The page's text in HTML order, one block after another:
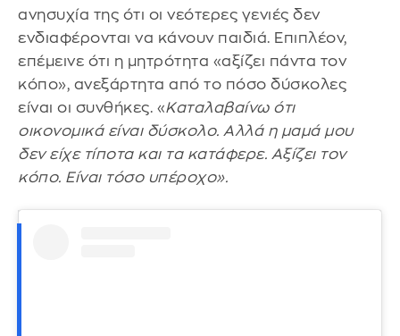
ανησυχία της ότι οι νεότερες γενιές δεν
ενδιαφέρονται να κάνουν παιδιά. Επιπλέον,
επέμεινε ότι η μητρότητα «αξίζει πάντα τον
κόπο», ανεξάρτητα από το πόσο δύσκολες
είναι οι συνθήκες. «Καταλαβαίνω ότι
οικονομικά είναι δύσκολο. Αλλά η μαμά μου
δεν είχε τίποτα και τα κατάφερε. Αξίζει τον
κόπο. Είναι τόσο υπέροχο».